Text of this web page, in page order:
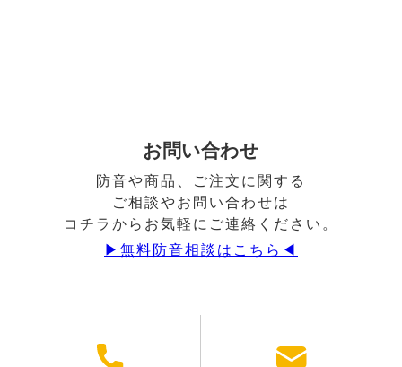
お問い合わせ
防音や商品、ご注文に関する
ご相談やお問い合わせは
コチラからお気軽にご連絡ください。
▶︎無料防音相談はこちら◀︎